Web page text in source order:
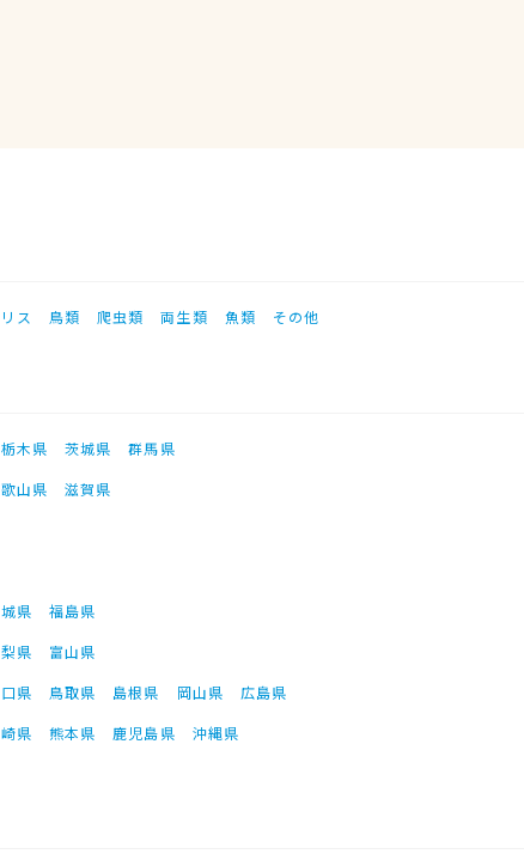
リス 鳥類 爬虫類 両生類 魚類 その他
栃木県 茨城県
群馬県
山県
滋賀県
県
福島県
県
富山県
県 鳥取県 島根県 岡山県
広島県
県 熊本県 鹿児島県 沖縄県